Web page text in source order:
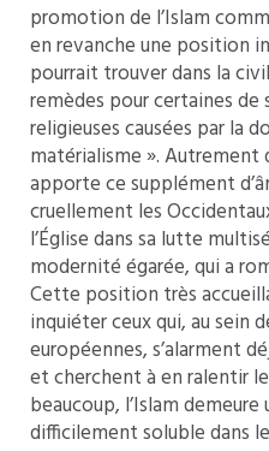
promotion de l’Islam
en revanche une position
pourrait trouver dans la
remèdes pour certaines
religieuses causées par la
matérialisme ». Autrement
apporte ce supplément
cruellement les
l’Église dans sa lutte
modernité égarée, qui a
Cette position très
inquiéter ceux qui, au sein
européennes, s’alarment
et cherchent à en ralentir
beaucoup, l’Islam
difficilement soluble dans